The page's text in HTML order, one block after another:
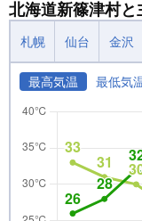
北海道新篠津村
札幌 仙台 金沢
最高気温 最低気